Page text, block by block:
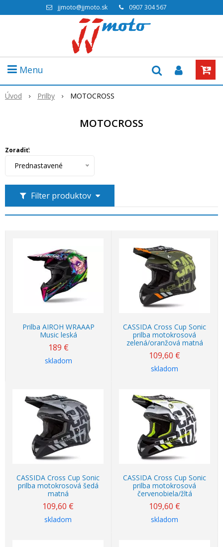
jjmoto@jjmoto.sk 0907 304 567
Menu
Úvod Prilby MOTOCROSS
MOTOCROSS
Filter produktov
Zoradiť:
Prednastavené
Prilba AIROH WRAAAP
Music leská
189 €
skladom
CASSIDA Cross Cup Sonic
prilba motokrosová
zelená/oranžová matná
109,60 €
skladom
CASSIDA Cross Cup Sonic
prilba motokrosová šedá
matná
109,60 €
skladom
CASSIDA Cross Cup Sonic
prilba motokrosová
červenobiela/žltá
109,60 €
skladom